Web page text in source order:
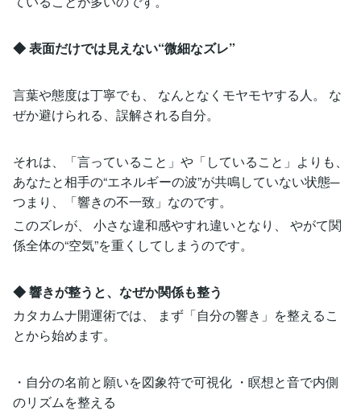
◆ 表面だけでは見えない“微細なズレ”
言葉や態度は丁寧でも、 なんとなくモヤモヤする人。 な
ぜか避けられる、誤解される自分。
それは、「言っていること」や「していること」よりも、
あなたと相手の“エネルギーの波”が共鳴していない状態─
つまり、「響きの不一致」なのです。
このズレが、 小さな違和感やすれ違いとなり、 やがて関
係全体の“空気”を重くしてしまうのです。
◆ 響きが整うと、なぜか関係も整う
カタカムナ開運術では、 まず「自分の響き」を整えるこ
とから始めます。
・自分の名前と願いを図象符で可視化 ・瞑想と音で内側
のリズムを整える